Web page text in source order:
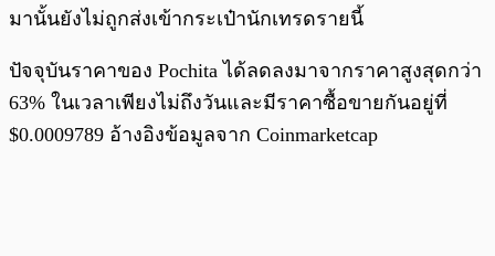
มานั้นยังไม่ถูกส่งเข้ากระเป๋านักเทรดรายนี้
ปัจจุบันราคาของ Pochita ได้ลดลงมาจากราคาสูงสุดกว่า
63% ในเวลาเพียงไม่ถึงวันและมีราคาซื้อขายกันอยู่ที่
$0.0009789 อ้างอิงข้อมูลจาก Coinmarketcap